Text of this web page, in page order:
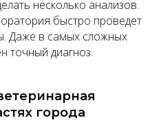
несколько анализов.
быстро проведет
Даже в самых сложных
точный диагноз.
города